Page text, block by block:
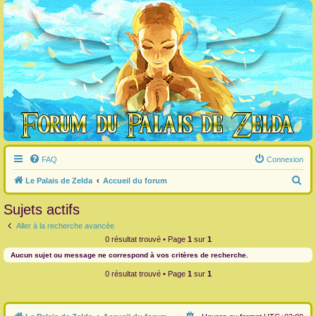
FAQ Connexion
Le Palais de Zelda Accueil du forum
e
e
r
Sujets actifs
Aller à la recherche avancée
0 résultat trouvé • Page 1 sur 1
Aucun sujet ou message ne correspond à vos critères de recherche.
0 résultat trouvé • Page 1 sur 1